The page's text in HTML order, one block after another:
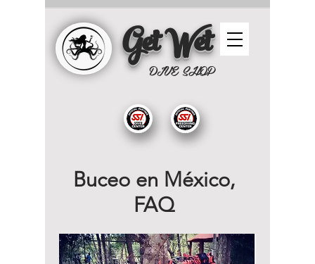
Get Wet
DIVE SHOP
Buceo en México,
FAQ